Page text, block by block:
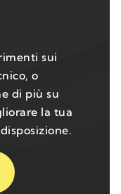
sui
o
di più su
la tua